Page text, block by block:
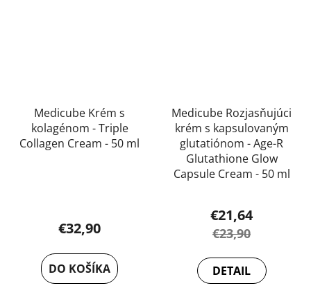
Medicube Krém s
kolagénom - Triple
Collagen Cream - 50 ml
je
5,0
z
€32,90
DO KOŠÍKA
Medicube Rozjasňujúci
krém s kapsulovaným
glutatiónom - Age-R
Glutathione Glow
Capsule Cream - 50 ml
€21,64
€23,90
DETAIL